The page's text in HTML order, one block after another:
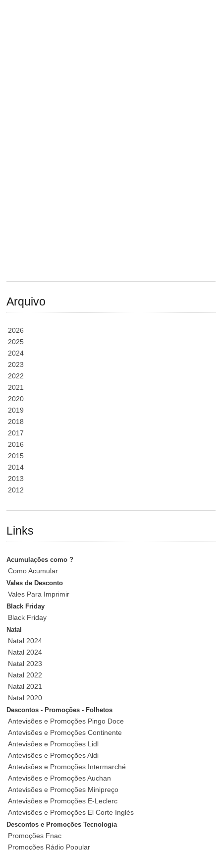
Arquivo
2026
2025
2024
2023
2022
2021
2020
2019
2018
2017
2016
2015
2014
2013
2012
Links
Acumulações como ?
Como Acumular
Vales de Desconto
Vales Para Imprimir
Black Friday
Black Friday
Natal
Natal 2024
Natal 2024
Natal 2023
Natal 2022
Natal 2021
Natal 2020
Descontos - Promoções - Folhetos
Antevisões e Promoções Pingo Doce
Antevisões e Promoções Continente
Antevisões e Promoções Lidl
Antevisões e Promoções Aldi
Antevisões e Promoções Intermarché
Antevisões e Promoções Auchan
Antevisões e Promoções Minipreço
Antevisões e Promoções E-Leclerc
Antevisões e Promoções El Corte Inglés
Descontos e Promoções Tecnologia
Promoções Fnac
Promoções Rádio Popular